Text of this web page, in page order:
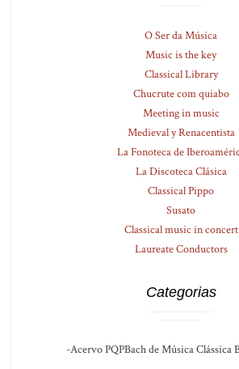
O Ser da Música
Music is the key
Classical Library
Chucrute com quiabo
Meeting in music
Medieval y Renacentista
La Fonoteca de
La Discoteca Clásica
Classical Pippo
Susato
Classical music in concert
Laureate Conductors
Categorias
-Acervo PQPBach de Música Clássica